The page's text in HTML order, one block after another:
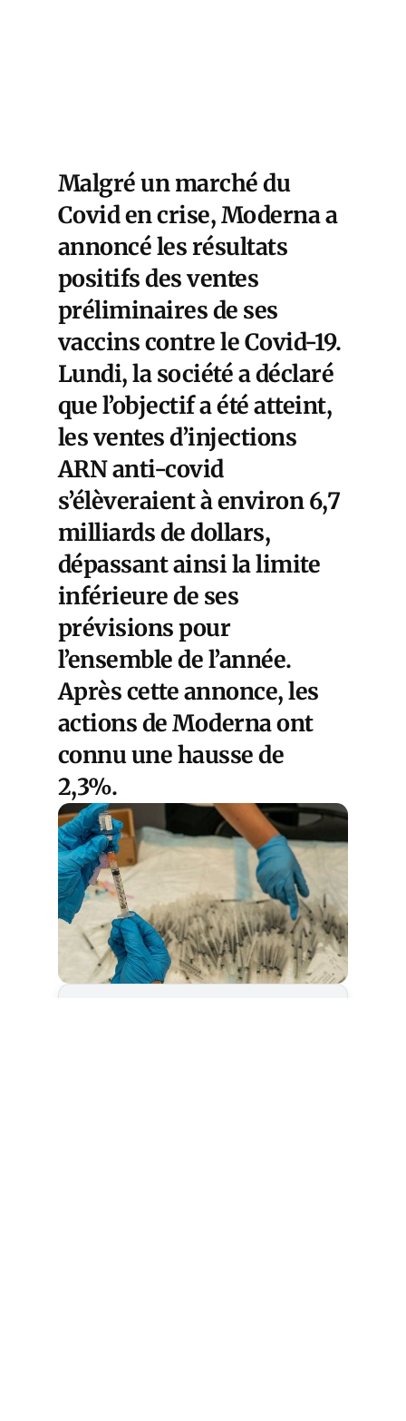
Malgré un marché du
Covid en crise,Moderna a
annoncé les résultats
positifs des ventes
préliminaires de ses
vaccins contre le Covid-19.
Lundi, la société a déclaré
que l’objectif a été atteint,
les ventes d’injections
ARN anti-covid
s’élèveraient à environ 6,7
milliards de dollars,
dépassant ainsi la limite
inférieure de ses
prévisions pour
l’ensemble de l’année.
Après cette annonce, les
actions de Moderna ont
connu une hausse de
2,3%.